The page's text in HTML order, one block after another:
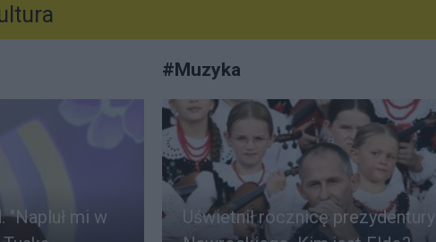
"Napluł mi w
#Muzyka
Uświetnił rocznicę prezydentury